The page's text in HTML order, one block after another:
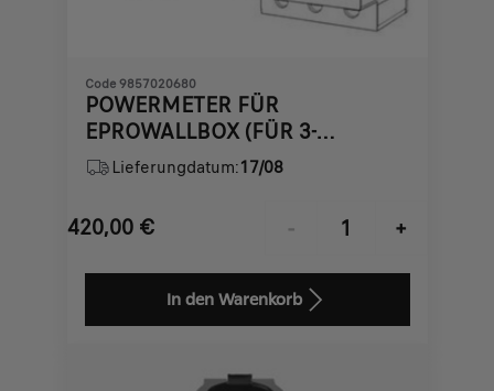
Code 9857020680
POWERMETER FÜR
EPROWALLBOX (FÜR 3-
PHASIGES NETZ)
Lieferungdatum:17/08
420,00 €
Price
420,00
-
+
Quantity
to:
In den Warenkorb